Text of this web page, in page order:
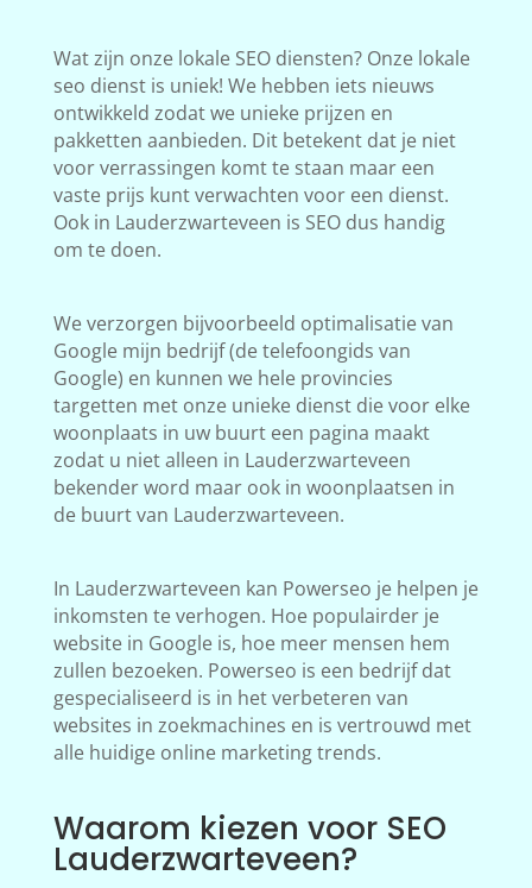
Wat zijn onze lokale SEO diensten? Onze lokale
seo dienst is uniek! We hebben iets nieuws
ontwikkeld zodat we unieke prijzen en
pakketten aanbieden. Dit betekent dat je niet
voor verrassingen komt te staan maar een
vaste prijs kunt verwachten voor een dienst.
Ook in Lauderzwarteveen is SEO dus handig
om te doen.
We verzorgen bijvoorbeeld optimalisatie van
Google mijn bedrijf (de telefoongids van
Google) en kunnen we hele provincies
targetten met onze unieke dienst die voor elke
woonplaats in uw buurt een pagina maakt
zodat u niet alleen in Lauderzwarteveen
bekender word maar ook in woonplaatsen in
de buurt van Lauderzwarteveen.
In Lauderzwarteveen kan Powerseo je helpen je
inkomsten te verhogen. Hoe populairder je
website in Google is, hoe meer mensen hem
zullen bezoeken. Powerseo is een bedrijf dat
gespecialiseerd is in het verbeteren van
websites in zoekmachines en is vertrouwd met
alle huidige online marketing trends.
Waarom kiezen voor SEO
Lauderzwarteveen?